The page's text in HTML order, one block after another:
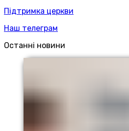
Підтримка церкви
Наш телеграм
Останні новини